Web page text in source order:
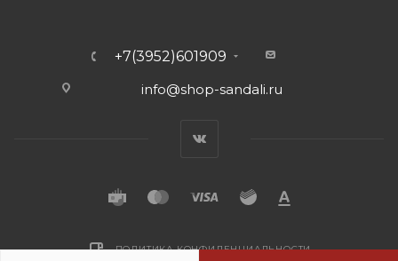
+7(3952)601909
info@shop-sandali.ru
ПОЛИТИКА КОНФИДЕНЦИАЛЬНОСТИ